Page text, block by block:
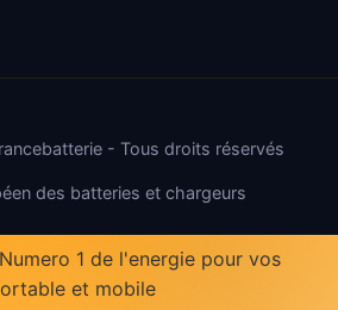
- Tous droits réservés
des batteries et chargeurs
1 de l'energie pour vos
et mobile